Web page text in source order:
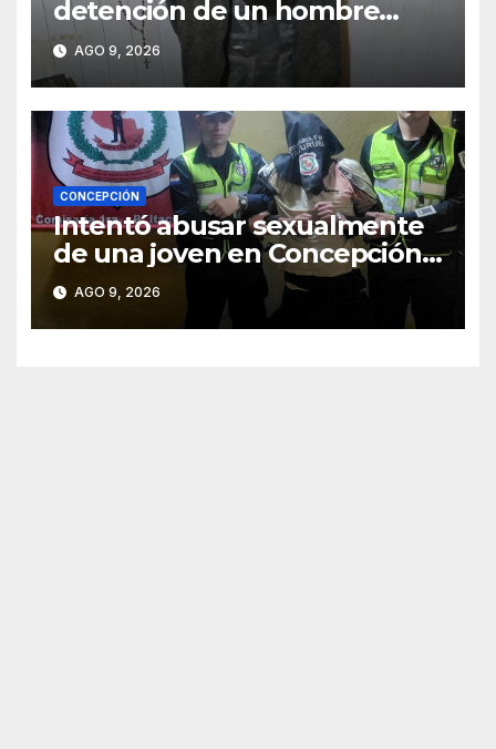
detención de un hombre
requerido por la justicia
AGO 9, 2026
CONCEPCIÓN
Intentó abusar sexualmente
de una joven en Concepción y
fue aprehendido
AGO 9, 2026